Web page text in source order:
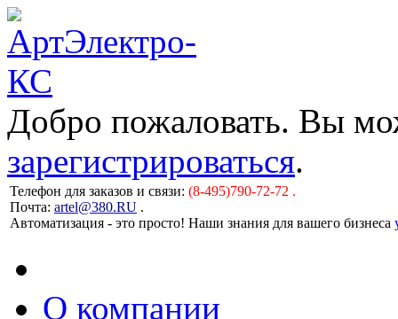
Добро пожаловать. Вы
зарегистрироваться.
Телефон для заказов и связи: (8-495)790-72-72 .
Почта: artel@380.RU .
Автоматизация - это просто! Наши знания для вашего бизнеса
О компании